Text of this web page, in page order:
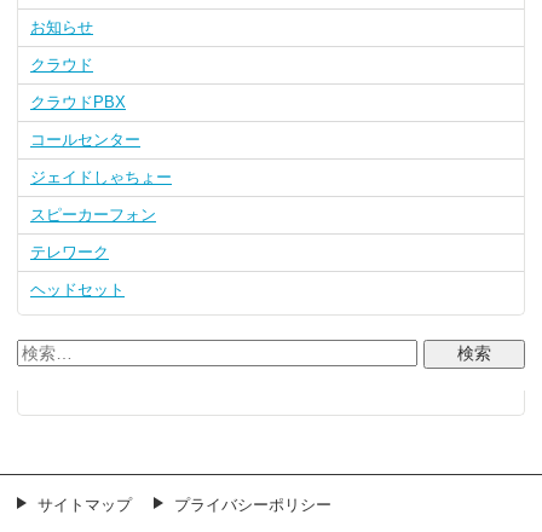
お知らせ
クラウド
クラウドPBX
コールセンター
ジェイドしゃちょー
スピーカーフォン
テレワーク
ヘッドセット
サイトマップ プライバシーポリシー